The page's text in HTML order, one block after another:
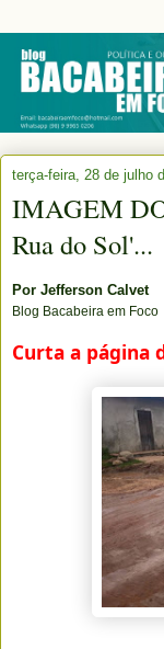
terça-feira, 28 de julho
IMAGEM
Rua do Sol'...
Por Jefferson Calvet
Blog Bacabeira em Foco
Curta a página